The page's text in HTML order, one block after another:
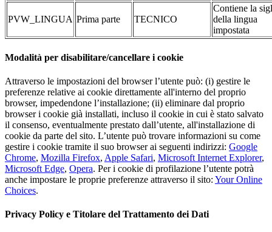
PVW_LINGUA Prima parte TECNICO
Contiene la
della lingua
impostata
Modalità per disabilitare/cancellare i cookie
Attraverso le impostazioni del browser l’utente può: (i) gestire le
preferenze relative ai cookie direttamente all'interno del proprio
browser, impedendone l’installazione; (ii) eliminare dal proprio
browser i cookie già installati, incluso il cookie in cui è stato salvato
il consenso, eventualmente prestato dall’utente, all'installazione di
cookie da parte del sito. L’utente può trovare informazioni su come
gestire i cookie tramite il suo browser ai seguenti indirizzi: Google
Chrome, Mozilla Firefox, Apple Safari, Microsoft Internet Explorer,
Microsoft Edge, Opera. Per i cookie di profilazione l’utente potrà
anche impostare le proprie preferenze attraverso il sito: Your Online
Choices.
Privacy Policy e Titolare del Trattamento dei Dati